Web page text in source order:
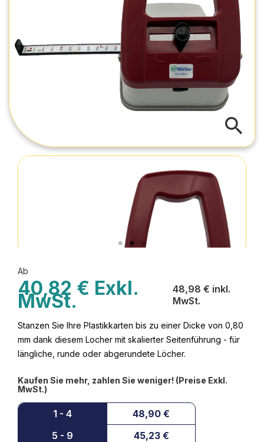
search
Ab
40,82 € Exkl.
MwSt.
48,98 € inkl.
MwSt.
Stanzen Sie Ihre Plastikkarten bis zu einer Dicke von 0,80
mm dank diesem Locher mit skalierter Seitenführung - für
längliche, runde oder abgerundete Löcher.
Kaufen Sie mehr, zahlen Sie weniger! (Preise Exkl.
MwSt.)
1 - 4
48,90 €
5 - 9
45,23 €